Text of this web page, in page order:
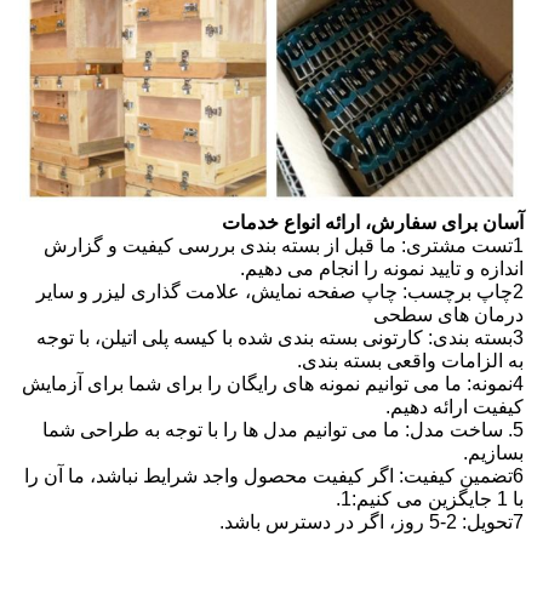
آسان برای سفارش، ارائه انواع خدمات
1تست مشتری: ما قبل از بسته بندی بررسی کیفیت و گزارش
اندازه و تایید نمونه را انجام می دهیم.
2چاپ برچسب: چاپ صفحه نمایش، علامت گذاری لیزر و سایر
درمان های سطحی
3بسته بندی: کارتونی بسته بندی شده با کیسه پلی اتیلن، با توجه
به الزامات واقعی بسته بندی.
4نمونه: ما می توانیم نمونه های رایگان را برای شما برای آزمایش
کیفیت ارائه دهیم.
5. ساخت مدل: ما می توانیم مدل ها را با توجه به طراحی شما
بسازیم.
6تضمین کیفیت: اگر کیفیت محصول واجد شرایط نباشد، ما آن را
با 1 جایگزین می کنیم:1.
7تحویل: 2-5 روز، اگر در دسترس باشد.